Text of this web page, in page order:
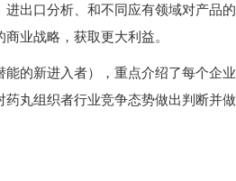
出口分析、和不同应有领域对产品
业战略，获取更大利益。
的新进入者），重点介绍了每个企
丸组织者行业竞争态势做出判断并